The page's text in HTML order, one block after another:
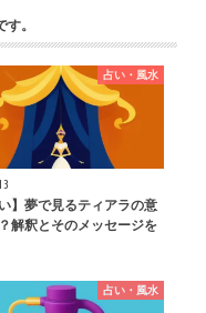
。
占い・風水
い】夢で見るティアラの意
解釈とそのメッセージを
占い・風水